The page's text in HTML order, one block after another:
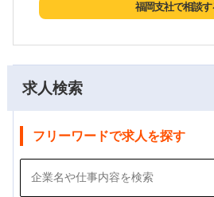
求人検索
フリーワードで求人を探す
福岡支社で相談す